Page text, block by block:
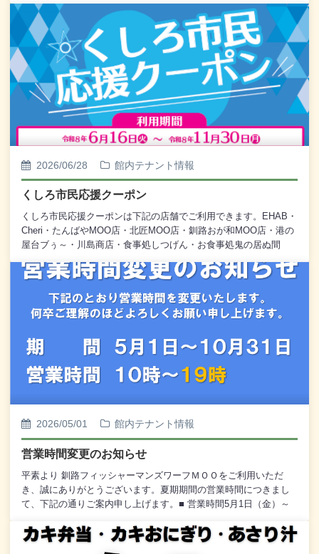
階 港まちベース946BANYA日時 毎週月曜日 10:00〜15:00ぜ
ひお気軽にお立ち寄りください♪
2026/06/28 館内テナント情報
くしろ市民応援クーポン
くしろ市民応援クーポンは下記の店舗でご利用できます。EHAB・
Cheri・たんばやMOO店・北匠MOO店・釧路おが和MOO店・港の
屋台ブぅ～・川島商店・食事処しつげん・お食事処鬼の居ぬ間
2026/05/01 館内テナント情報
営業時間変更のお知らせ
平素より 釧路フィッシャーマンズワーフＭＯＯをご利用いただ
き、誠にありがとうございます。夏期期間の営業時間につきまし
て、下記の通りご案内申し上げます。■ 営業時間5月1日（金）～
間が異なる場合がございます。詳細につきましては、各テナント
ページをご確認ください。今後ともご愛顧賜りますよう、何卒よ